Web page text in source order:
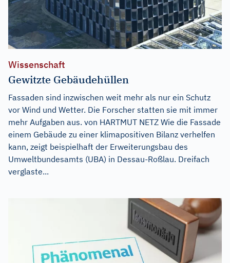
Wissenschaft
Gewitzte Gebäudehüllen
Fassaden sind inzwischen weit mehr als nur ein Schutz
vor Wind und Wetter. Die Forscher statten sie mit immer
mehr Aufgaben aus. von HARTMUT NETZ Wie die Fassade
einem Gebäude zu einer klimapositiven Bilanz verhelfen
kann, zeigt beispielhaft der Erweiterungsbau des
Umweltbundesamts (UBA) in Dessau-Roßlau. Dreifach
verglaste...